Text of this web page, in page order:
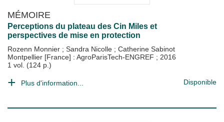
MÉMOIRE
Perceptions du plateau des Cin Miles et
perspectives de mise en protection
Rozenn Monnier ; Sandra Nicolle ; Catherine Sabinot
Montpellier [France] : AgroParisTech-ENGREF ; 2016
1 vol. (124 p.)
Plus d'information... Disponible